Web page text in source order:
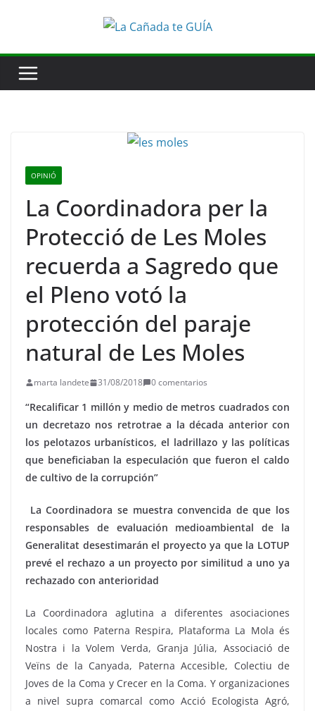
OPINIÓ
La Coordinadora per la
Protecció de Les Moles
recuerda a Sagredo que
el Pleno votó la
protección del paraje
natural de Les Moles
marta landete 31/08/2018 0 comentarios
“Recalificar 1 millón y medio de metros cuadrados con
un decretazo nos retrotrae a la década anterior con
los pelotazos urbanísticos, el ladrillazo y las políticas
que beneficiaban la especulación que fueron el caldo
de cultivo de la corrupción”
La Coordinadora se muestra convencida de que los
responsables de evaluación medioambiental de la
Generalitat desestimarán el proyecto ya que la LOTUP
prevé el rechazo a un proyecto por similitud a uno ya
rechazado con anterioridad
La Coordinadora aglutina a diferentes asociaciones
locales como Paterna Respira, Plataforma La Mola és
Nostra i la Volem Verda, Granja Júlia, Associació de
Veïns de la Canyada, Paterna Accesible, Colectiu de
Joves de la Coma y Crecer en la Coma. Y organizaciones
a nivel supra comarcal como Acció Ecologista Agró,